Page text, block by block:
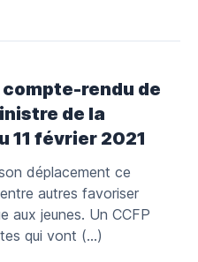
rendu de
de la
11 février 2021
déplacement ce
autres favoriser
aux jeunes. Un CCFP
qui vont (…)